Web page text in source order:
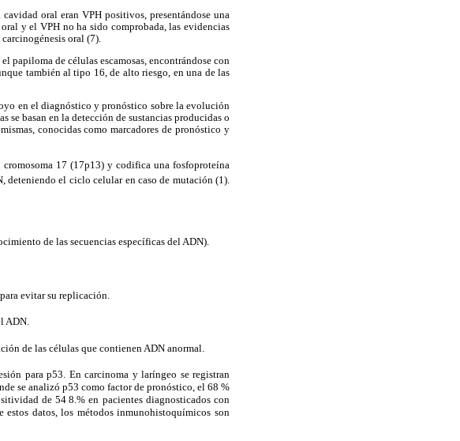
oral eran VPH positivos, presentándose una
y el VPH no ha sido comprobada, las evidencias
oral (7).
papiloma de células escamosas, encontrándose con
también al tipo 16, de alto riesgo, en una de las
en el diagnóstico y pronóstico sobre la evolución
se basan en la detección de sustancias producidas o
conocidas como marcadores de pronóstico y
cromosoma 17 (17p13) y codifica una fosfoproteína
deteniendo el ciclo celular en caso de mutación (1).
de las secuencias específicas del ADN).
evitar su replicación.
ADN.
de las células que contienen ADN anormal.
para p53. En carcinoma y laríngeo se registran
se analizó p53 como factor de pronóstico, el 68 %
de 54 ,8.% en pacientes diagnosticados con
datos, los métodos inmunohistoquímicos son